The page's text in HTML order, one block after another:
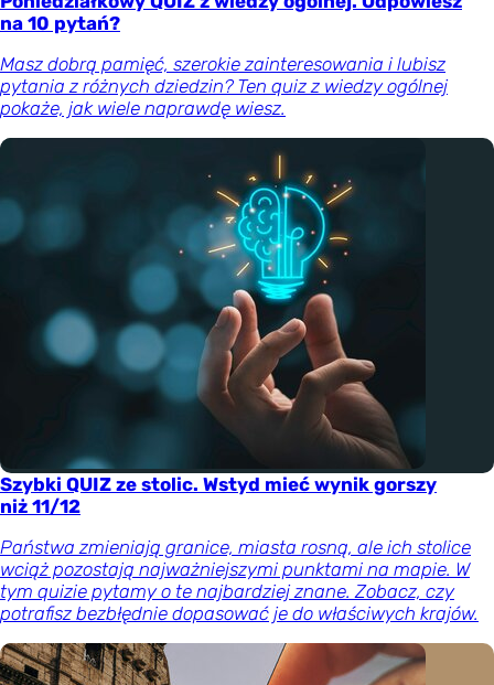
na 10 pytań?
Masz dobrą pamięć, szerokie zainteresowania i lubisz
pytania z różnych dziedzin? Ten quiz z wiedzy ogólnej
pokaże, jak wiele naprawdę wiesz.
Szybki QUIZ ze stolic. Wstyd mieć wynik gorszy
niż 11/12
Państwa zmieniają granice, miasta rosną, ale ich stolice
wciąż pozostają najważniejszymi punktami na mapie. W
tym quizie pytamy o te najbardziej znane. Zobacz, czy
potrafisz bezbłędnie dopasować je do właściwych krajów.